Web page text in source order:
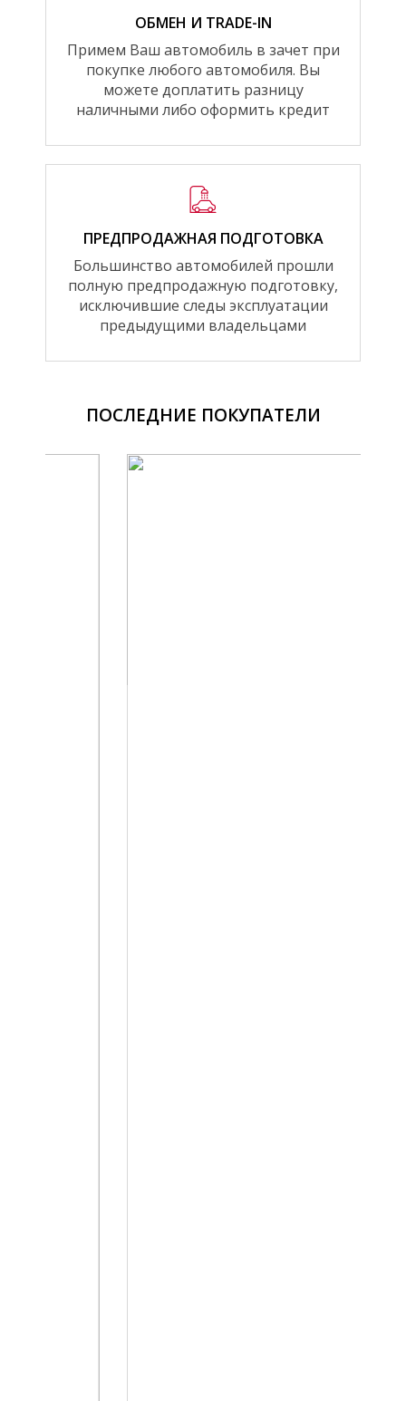
ОБМЕН И TRADE-IN
Примем Ваш автомобиль в зачет при
покупке любого автомобиля. Вы
можете доплатить разницу
наличными либо оформить кредит
ПРЕДПРОДАЖНАЯ ПОДГОТОВКА
Большинство автомобилей прошли
полную предпродажную подготовку,
исключившие следы эксплуатации
предыдущими владельцами
ПОСЛЕДНИЕ ПОКУПАТЕЛИ